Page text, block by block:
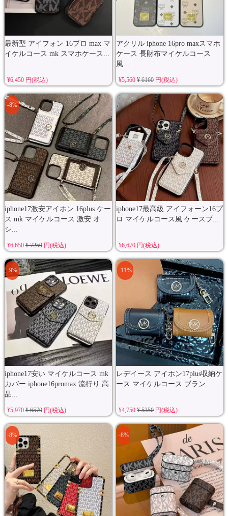
最新型 アイフォン 16プロ max マ
イケルコース mk スマホケース...
¥6,450 円(税込)
アクリル iphone 16pro maxスマホ
ケース 長財布マイケルコース
風...
¥5,560¥ 6160円(税込)
iphone17激安アイホン 16plus ケー
ス mk マイケルコース 激安 オ
シ...
-8%
¥6,650 ¥ 7250円(税込)
iphone17最高級 アイフォーン16プ
ロ マイケルコース風 ケースブ...
¥6,670 円(税込)
iphone17安い マイケルコース mk
カバー iphone16promax 流行り 高
品...
-9%
¥5,970 ¥ 6570円(税込)
レデイース アイホン17plus収納ケ
ース マイケルコース ブラン...
-11%
¥4,750¥ 5350円(税込)
-8% -8%